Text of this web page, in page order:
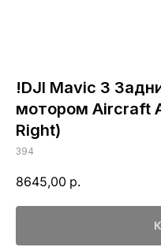
!DJI Mavic 3
мотором Aircraft
Right)
394
8645,00 р.